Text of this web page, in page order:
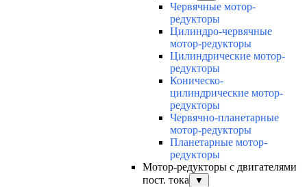
Червячные мотор-
редукторы
Цилиндро-червячные
мотор-редукторы
Цилиндрические мотор-
редукторы
Коническо-
цилиндрические мотор-
редукторы
Червячно-планетарные
мотор-редукторы
Планетарные мотор-
редукторы
Мотор-редукторы с двигателями
пост. тока
▼